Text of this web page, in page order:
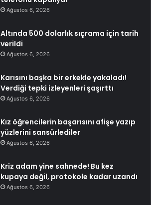
Ağustos 6, 2026
Altında 500 dolarlık sıçrama için tarih
verildi
Ağustos 6, 2026
Karısını başka bir erkekle yakaladı!
Verdiği tepki izleyenleri şaşırttı
Ağustos 6, 2026
Kız öğrencilerin başarısını afişe yazıp
yüzlerini sansürlediler
Ağustos 6, 2026
Kriz adam yine sahnede! Bu kez
kupaya değil, protokole kadar uzandı
Ağustos 6, 2026